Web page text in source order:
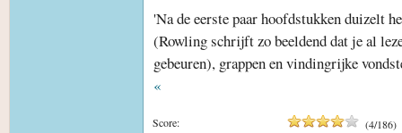
'Na de eerste paar hoofdstukken duizelt
(Rowling schrijft zo beeldend dat je al
gebeuren), grappen en vindingrijke
«
Score: (4/186)